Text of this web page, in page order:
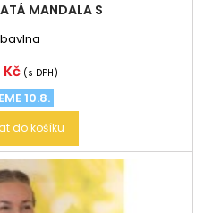
MANDALA S
bavlna
(s DPH)
10.8.
do košíku